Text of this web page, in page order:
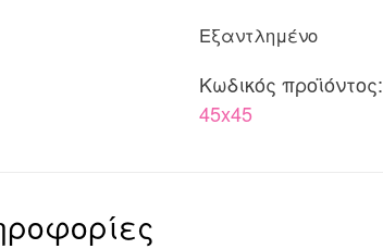
Εξαντλημένο
Κωδικός προϊόντος:
45x45